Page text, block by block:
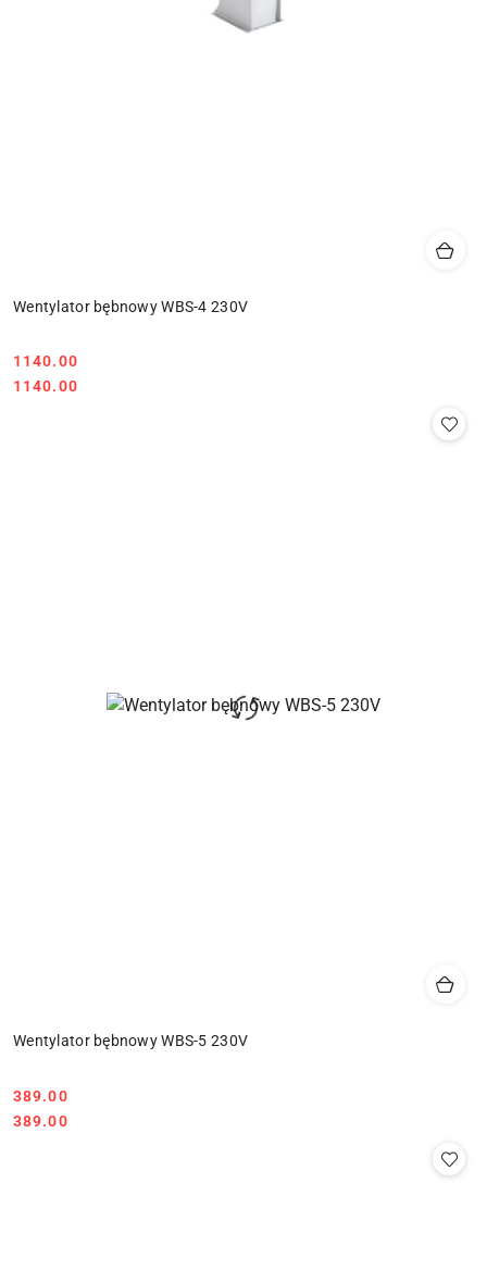
Wentylator bębnowy WBS-4 230V
Cena:
1140.00
Cena:
1140.00
Wentylator bębnowy WBS-5 230V
Cena:
389.00
Cena:
389.00